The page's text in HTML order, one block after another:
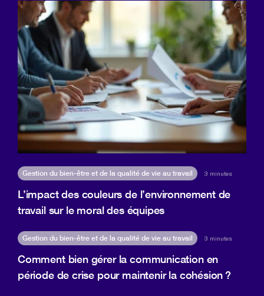
Gestion du bien-être et de la qualité de vie au travail 3 minutes
L’impact des couleurs de l’environnement de
travail sur le moral des équipes
Gestion du bien-être et de la qualité de vie au travail 3 minutes
Comment bien gérer la communication en
période de crise pour maintenir la cohésion ?